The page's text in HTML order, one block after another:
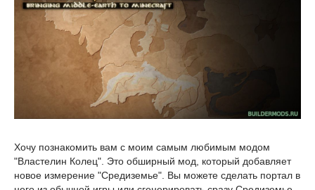
Хочу познакомить вам с моим самым любимым модом
"Властелин Колец". Это обширный мод, который добавляет
новое измерение "Средиземье". Вы можете сделать портал в